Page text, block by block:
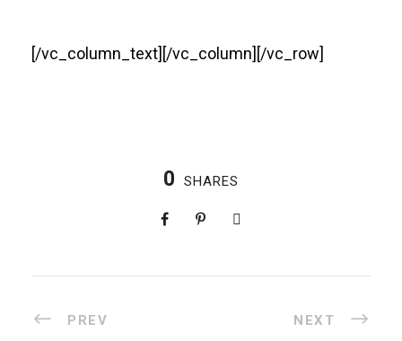
[/vc_column_text][/vc_column][/vc_row]
0 SHARES
PREV NEXT